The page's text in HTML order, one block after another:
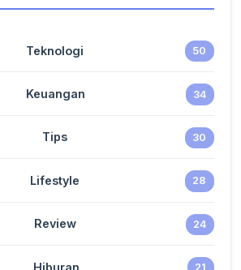
Teknologi 50
Keuangan 34
Tips 30
Lifestyle 28
Review 24
Hiburan 21